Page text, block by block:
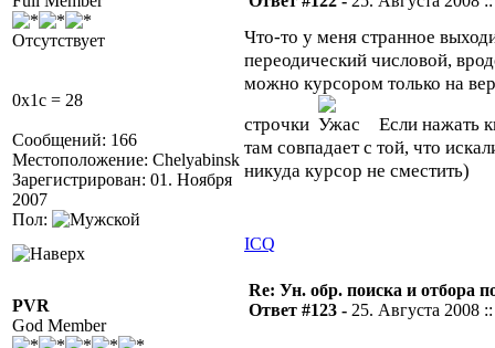
Отсутствует
0x1c = 28
Сообщений: 166
Местоположение: Chelyabinsk
Зарегистрирован: 01. Ноября
2007
Пол:
Что-то у меня странное
переодический числовой,
можно курсором только на
строчки
Если нажать
там совпадает с той, что
никуда курсор не сместить)
ICQ
PVR
God Member
Re: Ун. обр. поиска и отбора
Ответ #123 - 25. Августа 2008